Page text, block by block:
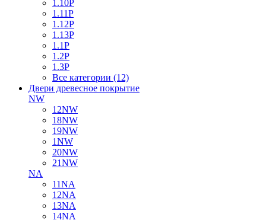
1.10P
1.11P
1.12P
1.13P
1.1P
1.2P
1.3P
Все категории (12)
Двери древесное покрытие
NW
12NW
18NW
19NW
1NW
20NW
21NW
NA
11NA
12NA
13NA
14NA